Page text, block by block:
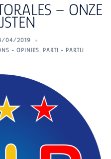
– ONZE
04/2019
- OPINIES, PARTI - PARTIJ